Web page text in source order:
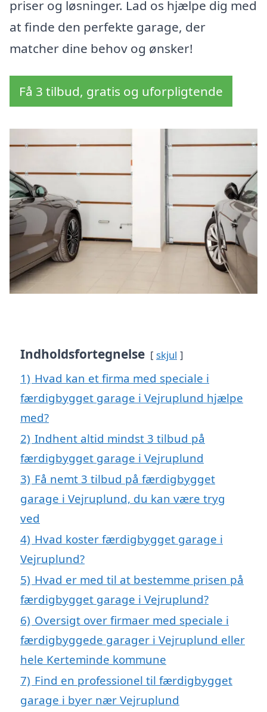
priser og løsninger. Lad os hjælpe dig med
at finde den perfekte garage, der
matcher dine behov og ønsker!
Få 3 tilbud, gratis og uforpligtende
Indholdsfortegnelse skjul
1) Hvad kan et firma med speciale i
færdigbygget garage i Vejruplund hjælpe
med?
2) Indhent altid mindst 3 tilbud på
færdigbygget garage i Vejruplund
3) Få nemt 3 tilbud på færdigbygget
garage i Vejruplund, du kan være tryg
ved
4) Hvad koster færdigbygget garage i
Vejruplund?
5) Hvad er med til at bestemme prisen på
færdigbygget garage i Vejruplund?
6) Oversigt over firmaer med speciale i
færdigbyggede garager i Vejruplund eller
hele Kerteminde kommune
7) Find en professionel til færdigbygget
garage i byer nær Vejruplund